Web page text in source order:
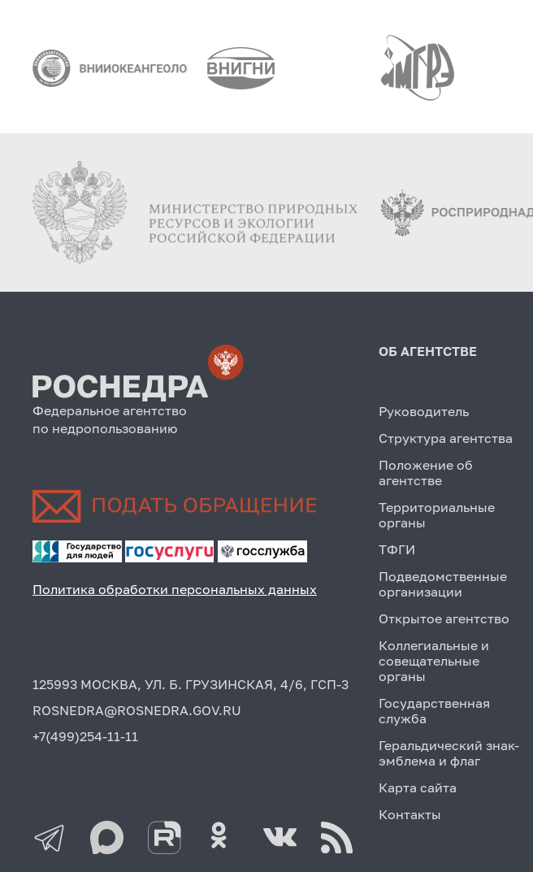
Федеральное агентство
по недропользованию
Политика обработки персональных данных
125993 МОСКВА, УЛ. Б. ГРУЗИНСКАЯ, 4/6, ГСП-3
ROSNEDRA@ROSNEDRA.GOV.RU
+7(499)254-11-11
ОБ АГЕНТСТВЕ
Руководитель
Структура агентства
Положение об
агентстве
Территориальные
органы
ТФГИ
Подведомственные
организации
Открытое агентство
Коллегиальные и
совещательные
органы
Государственная
служба
Геральдический знак-
эмблема и флаг
Карта сайта
Контакты